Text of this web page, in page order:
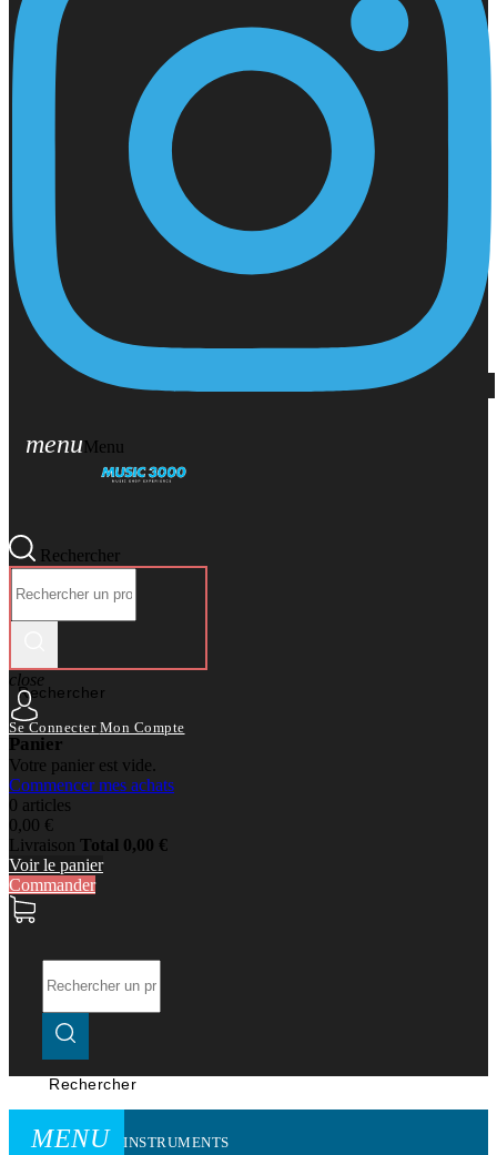
menuMenu
Rechercher
Rechercher
close
Se Connecter Mon Compte
Panier
Votre panier est vide.
Commencer mes achats
0 articles
0,00 €
Livraison Total 0,00 €
Voir le panier
Commander
Rechercher
MENU INSTRUMENTS